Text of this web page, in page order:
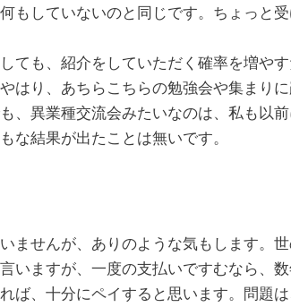
もしていないのと同じです。ちょっと
ても、紹介をしていただく確率を増や
はり、あちらこちらの勉強会や集まり
、異業種交流会みたいなのは、私も以
な結果が出たことは無いです。
ませんが、ありのような気もします。
いますが、一度の支払いですむなら、
ば、十分にペイすると思います。問題